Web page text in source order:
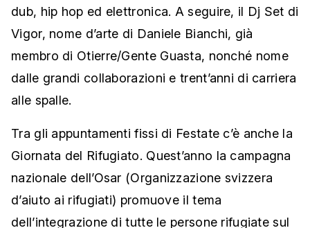
dub, hip hop ed elettronica. A seguire, il Dj Set di
Vigor, nome d’arte di Daniele Bianchi, già
membro di Otierre/Gente Guasta, nonché nome
dalle grandi collaborazioni e trent’anni di carriera
alle spalle.
Tra gli appuntamenti fissi di Festate c’è anche la
Giornata del Rifugiato. Quest’anno la campagna
nazionale dell’Osar (Organizzazione svizzera
d’aiuto ai rifugiati) promuove il tema
dell’integrazione di tutte le persone rifugiate sul